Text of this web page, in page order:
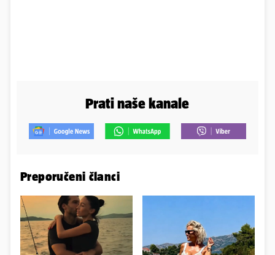
Prati naše kanale
Preporučeni članci